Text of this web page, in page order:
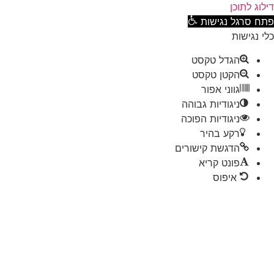
לתוכן
סרגל נגישות
נגישות
הגדל טקסט
הקטן טקסט
גווני אפור
ניגודיות גבוהה
ניגודיות הפוכה
רקע בהיר
הדגשת קישורים
פונט קריא
איפוס